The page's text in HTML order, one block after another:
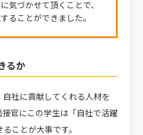
気づかせて頂くことで、
ることができました。
るか
社に貢献してくれる人材を
官にこの学生は「自社で活躍
ことが大事です。